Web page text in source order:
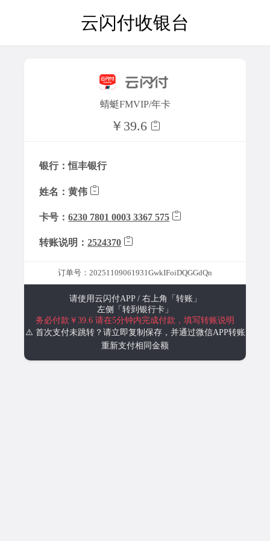
云闪付收银台
蜻蜓FMVIP/年卡
￥39.6
银行：恒丰银行
姓名：黄伟
卡号：6230 7801 0003 3367 575
转账说明：2524370
订单号：20251109061931GwkIFoiDQGGdQn
请使用云闪付APP / 右上角「转账」
左侧「转到银行卡」
务必付款￥39.6 请在5分钟内完成付款，填写转账说明
⚠️ 首次支付未跳转？请立即复制保存，并通过微信APP转账
重新支付相同金额